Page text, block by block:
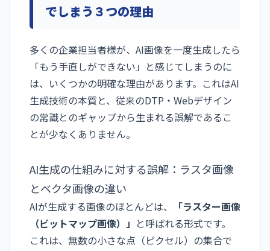
でしまう３つの理由
多くの企業担当者様が、AI画像を一度生成したら
「もう手直しができない」と感じてしまうのに
は、いくつかの明確な理由があります。これはAI
生成技術の本質と、従来のDTP・Webデザイン
の常識とのギャップから生まれる誤解であるこ
とが少なくありません。
AI生成の仕組みに対する誤解：ラスタ画像
とベクタ画像の違い
AIが生成する画像のほとんどは、
「ラスター画像
（ビットマップ画像）」 と呼ばれる形式です。
これは、無数の小さな点（ピクセル）の集合で